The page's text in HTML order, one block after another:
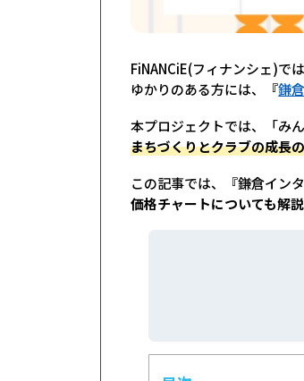
FiNANCiE(フィナンシェ)で
ゆかりのある方には、『鎌
本プロジェクトでは、「み
まちづくりとクラブの成長
この記事では、『鎌倉イン
価格チャートについても解説